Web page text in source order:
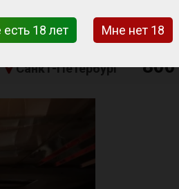
Санкт-Петербург
18 лет Мне нет 18